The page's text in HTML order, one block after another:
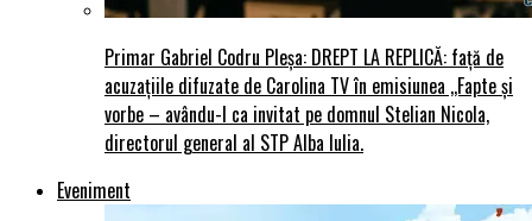
Primar Gabriel Codru Pleșa: DREPT LA REPLICĂ: față de
acuzațiile difuzate de Carolina TV în emisiunea ,,Fapte și
vorbe – avându-l ca invitat pe domnul Stelian Nicola,
directorul general al STP Alba Iulia.
Eveniment